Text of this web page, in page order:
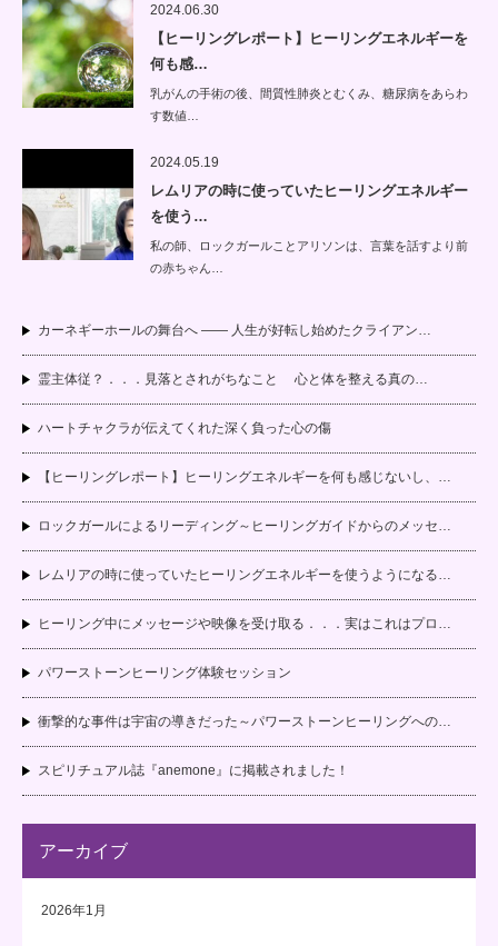
2024.06.30
【ヒーリングレポート】ヒーリングエネルギーを
何も感…
乳がんの手術の後、間質性肺炎とむくみ、糖尿病をあらわ
す数値…
2024.05.19
レムリアの時に使っていたヒーリングエネルギー
を使う…
私の師、ロックガールことアリソンは、言葉を話すより前
の赤ちゃん…
カーネギーホールの舞台へ —— 人生が好転し始めたクライアン…
霊主体従？．．．見落とされがちなこと 心と体を整える真の…
ハートチャクラが伝えてくれた深く負った心の傷
【ヒーリングレポート】ヒーリングエネルギーを何も感じないし、…
ロックガールによるリーディング～ヒーリングガイドからのメッセ…
レムリアの時に使っていたヒーリングエネルギーを使うようになる…
ヒーリング中にメッセージや映像を受け取る．．．実はこれはプロ…
パワーストーンヒーリング体験セッション
衝撃的な事件は宇宙の導きだった～パワーストーンヒーリングへの…
スピリチュアル誌『anemone』に掲載されました！
アーカイブ
2026年1月